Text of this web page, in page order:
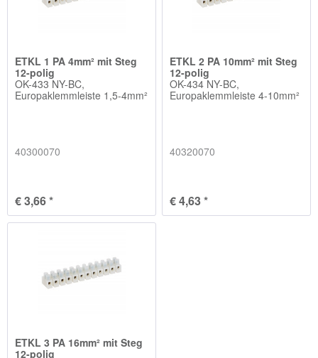
ETKL 1 PA 4mm² mit Steg
12-polig
OK-433 NY-BC,
Europaklemmleiste 1,5-4mm²
40300070
€ 3,66 *
ETKL 2 PA 10mm² mit Steg
12-polig
OK-434 NY-BC,
Europaklemmleiste 4-10mm²
40320070
€ 4,63 *
ETKL 3 PA 16mm² mit Steg
12-polig